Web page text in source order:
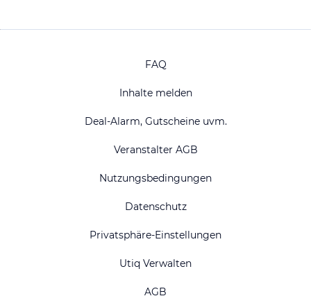
FAQ
Inhalte melden
Deal-Alarm, Gutscheine uvm.
Veranstalter AGB
Nutzungsbedingungen
Datenschutz
Privatsphäre-Einstellungen
Utiq Verwalten
AGB